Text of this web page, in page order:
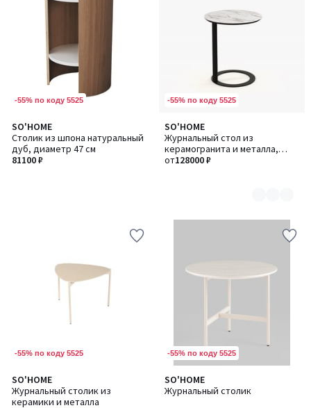
-55% по коду 5525
SO'HOME
Столик из шпона натуральный
дуб, диаметр 47 см
81100 ₽
-55% по коду 5525
SO'HOME
Журнальный стол из
керамогранита и металла,
высокий
от128000 ₽
Количество
цветов:
2
-55% по коду 5525
SO'HOME
Журнальный столик из
керамики и металла
-55% по коду 5525
SO'HOME
Журнальный столик